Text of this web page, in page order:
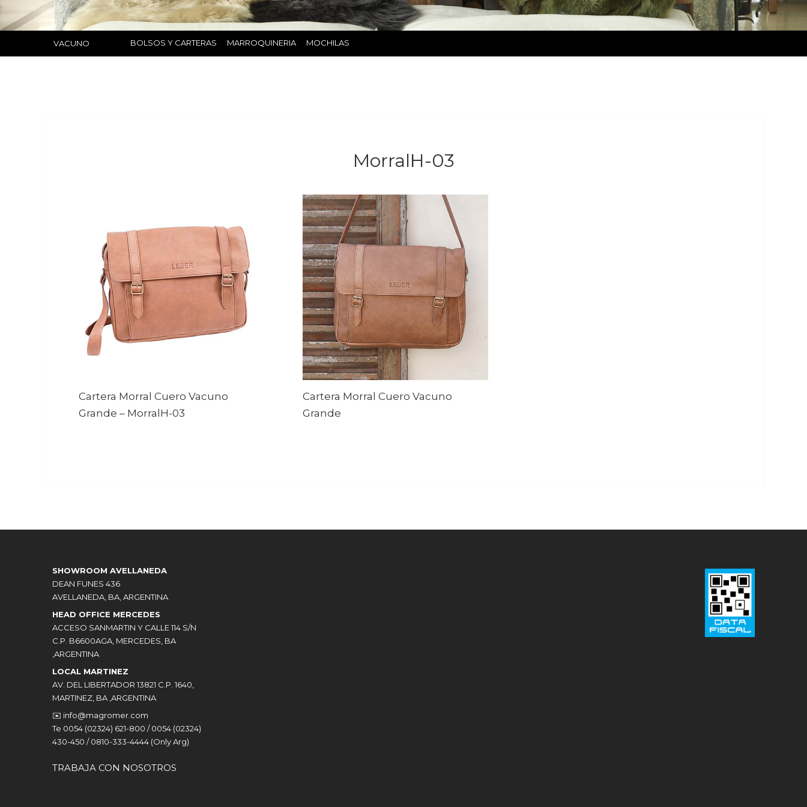
VACUNO BOLSOS Y CARTERAS MARROQUINERIA MOCHILAS
MorralH-03
Cartera Morral Cuero Vacuno
Grande – MorralH-03
Cartera Morral Cuero Vacuno
Grande
SHOWROOM AVELLANEDA
DEAN FUNES 436
AVELLANEDA, BA, ARGENTINA
HEAD OFFICE MERCEDES
ACCESO SANMARTIN Y CALLE 114 S/N
C.P. B6600AGA, MERCEDES, BA
,ARGENTINA
LOCAL MARTINEZ
AV. DEL LIBERTADOR 13821 C.P. 1640,
MARTINEZ, BA ,ARGENTINA
✉️ info@magromer.com
Te 0054 (02324) 621-800 / 0054 (02324)
430-450 / 0810-333-4444 (Only Arg)
TRABAJA CON NOSOTROS